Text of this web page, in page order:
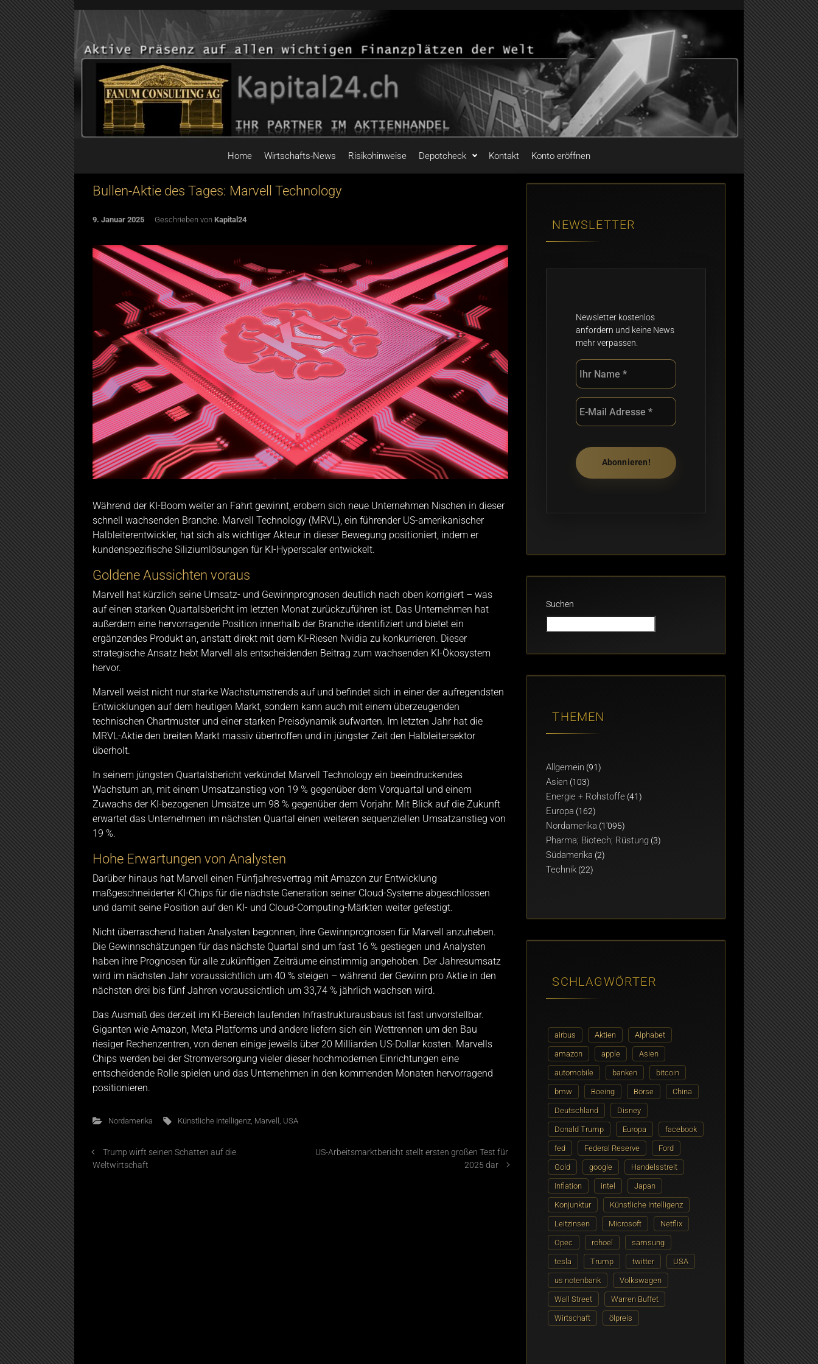
Skip to main content
Home Wirtschafts-News Risikohinweise Depotcheck Kontakt Konto eröffnen
Bullen-Aktie des Tages: Marvell Technology
9. Januar 2025 Geschrieben von Kapital24
Während der KI-Boom weiter an Fahrt gewinnt, erobern sich neue Unternehmen Nischen in dieser
schnell wachsenden Branche. Marvell Technology (MRVL), ein führender US-amerikanischer
Halbleiterentwickler, hat sich als wichtiger Akteur in dieser Bewegung positioniert, indem er
kundenspezifische Siliziumlösungen für KI-Hyperscaler entwickelt.
Goldene Aussichten voraus
Marvell hat kürzlich seine Umsatz- und Gewinnprognosen deutlich nach oben korrigiert – was
auf einen starken Quartalsbericht im letzten Monat zurückzuführen ist. Das Unternehmen hat
außerdem eine hervorragende Position innerhalb der Branche identifiziert und bietet ein
ergänzendes Produkt an, anstatt direkt mit dem KI-Riesen Nvidia zu konkurrieren. Dieser
strategische Ansatz hebt Marvell als entscheidenden Beitrag zum wachsenden KI-Ökosystem
hervor.
Marvell weist nicht nur starke Wachstumstrends auf und befindet sich in einer der aufregendsten
Entwicklungen auf dem heutigen Markt, sondern kann auch mit einem überzeugenden
technischen Chartmuster und einer starken Preisdynamik aufwarten. Im letzten Jahr hat die
MRVL-Aktie den breiten Markt massiv übertroffen und in jüngster Zeit den Halbleitersektor
überholt.
In seinem jüngsten Quartalsbericht verkündet Marvell Technology ein beeindruckendes
Wachstum an, mit einem Umsatzanstieg von 19 % gegenüber dem Vorquartal und einem
Zuwachs der KI-bezogenen Umsätze um 98 % gegenüber dem Vorjahr. Mit Blick auf die Zukunft
erwartet das Unternehmen im nächsten Quartal einen weiteren sequenziellen Umsatzanstieg von
19 %.
Hohe Erwartungen von Analysten
Darüber hinaus hat Marvell einen Fünfjahresvertrag mit Amazon zur Entwicklung
maßgeschneiderter KI-Chips für die nächste Generation seiner Cloud-Systeme abgeschlossen
und damit seine Position auf den KI- und Cloud-Computing-Märkten weiter gefestigt.
Nicht überraschend haben Analysten begonnen, ihre Gewinnprognosen für Marvell anzuheben.
Die Gewinnschätzungen für das nächste Quartal sind um fast 16 % gestiegen und Analysten
haben ihre Prognosen für alle zukünftigen Zeiträume einstimmig angehoben. Der Jahresumsatz
wird im nächsten Jahr voraussichtlich um 40 % steigen – während der Gewinn pro Aktie in den
nächsten drei bis fünf Jahren voraussichtlich um 33,74 % jährlich wachsen wird.
Das Ausmaß des derzeit im KI-Bereich laufenden Infrastrukturausbaus ist fast unvorstellbar.
Giganten wie Amazon, Meta Platforms und andere liefern sich ein Wettrennen um den Bau
riesiger Rechenzentren, von denen einige jeweils über 20 Milliarden US-Dollar kosten. Marvells
Chips werden bei der Stromversorgung vieler dieser hochmodernen Einrichtungen eine
entscheidende Rolle spielen und das Unternehmen in den kommenden Monaten hervorragend
positionieren.
Nordamerika Künstliche Intelligenz Marvell USA
Trump wirft seinen Schatten auf die
Weltwirtschaft
US-Arbeitsmarktbericht stellt ersten großen Test für
2025 dar
NEWSLETTER
Newsletter kostenlos
anfordern und keine News
mehr verpassen.
Suchen
THEMEN
Allgemein (91)
Asien (103)
Energie + Rohstoffe (41)
Europa (162)
Nordamerika (1'095)
Pharma; Biotech; Rüstung (3)
Südamerika (2)
Technik (22)
SCHLAGWÖRTER
airbus Aktien Alphabet
amazon apple Asien
automobile banken bitcoin
bmw Boeing Börse China
Deutschland Disney
Donald Trump Europa facebook
fed Federal Reserve Ford
Gold google Handelsstreit
Inflation intel Japan
Konjunktur Künstliche Intelligenz
Leitzinsen Microsoft Netflix
Opec rohoel samsung
tesla Trump twitter USA
us notenbank Volkswagen
Wall Street Warren Buffet
Wirtschaft ölpreis